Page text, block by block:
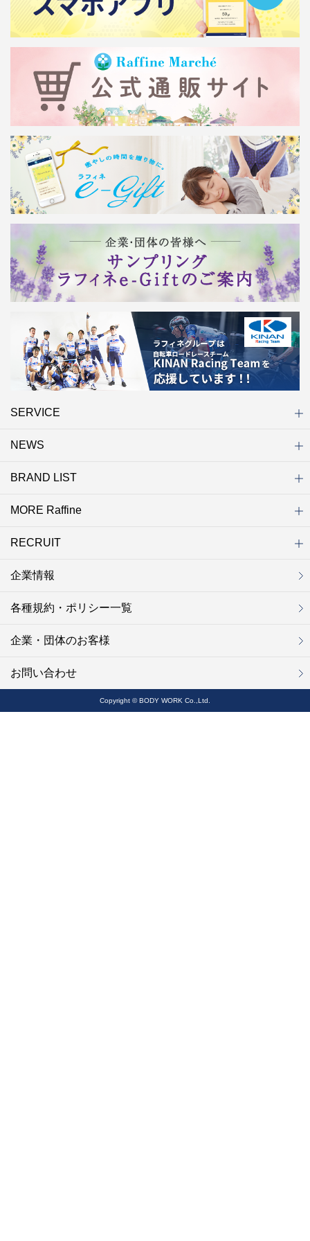
SERVICE
初めての方へ
店舗検索
キャンペーン
ラフィネ マルシェ（通販サイト）
WEB予約
よくある質問（Q&A）
サイトマップ
NEWS
ニュース一覧
お知らせ
オープン
クローズ
リニューアル
その他
BRAND LIST
ブランド一覧
ラフィネ
グランラフィネ
バダンバルー
ラフィネプリュス
プチラフィネ
整体ナチュラルボディ
トータルセラピー
フットデザイン
REFLE（リフレ）
Raffine TOKYO
ラフィネ ランニングスタイル
MORE Raffine
MORE Raffine
ラフィネのこだわり
ラフィネのひみつ
お得で便利なサービス
ラフィネギフト
ラフィネグループアスリート
RECRUIT
セラピスト採用
新卒採用
研修サイト
NOWON!!
企業情報
各種規約・ポリシー一覧
企業・団体のお客様
お問い合わせ
Copyright © BODY WORK Co.,Ltd.